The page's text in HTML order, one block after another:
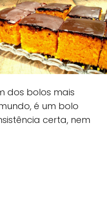
dos bolos mais
é um bolo
certa, nem